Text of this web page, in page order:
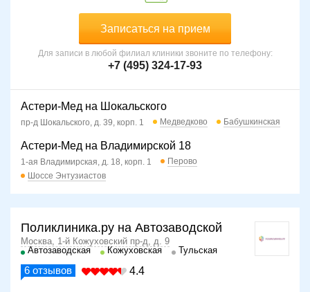
Записаться на прием
Для записи в любой филиал клиники звоните по телефону:
+7 (495) 324-17-93
Астери-Мед на Шокальского
пр-д Шокальского, д. 39, корп. 1 Медведково Бабушкинская
Астери-Мед на Владимирской 18
1-ая Владимирская, д. 18, корп. 1
Перово
Шоссе Энтузиастов
Поликлиника.ру на Автозаводской
Москва, 1-й Кожуховский пр-д, д. 9
Автозаводская
Кожуховская Тульская
6 отзывов 4.4